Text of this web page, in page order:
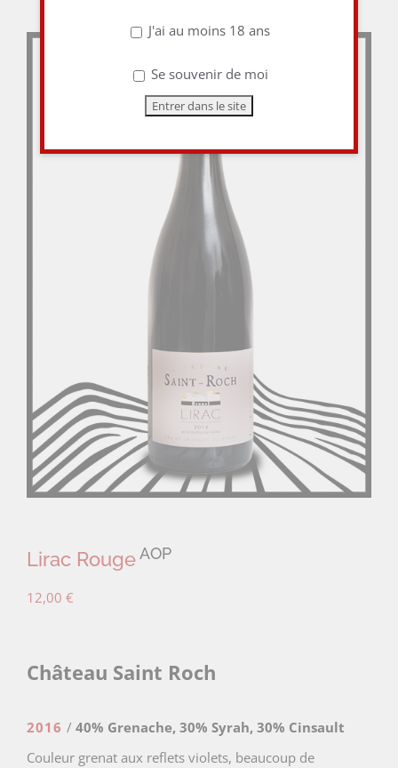
Lirac RougeAOP
12,00 €
Château Saint Roch
2016 / 40% Grenache, 30% Syrah, 30% Cinsault
Couleur grenat aux reflets violets, beaucoup de
J'ai au moins 18 ans
Se souvenir de moi